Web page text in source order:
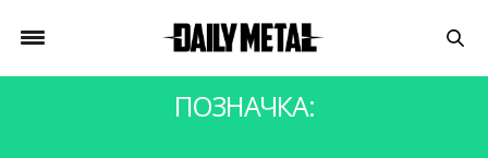
ПОЗНАЧКА: